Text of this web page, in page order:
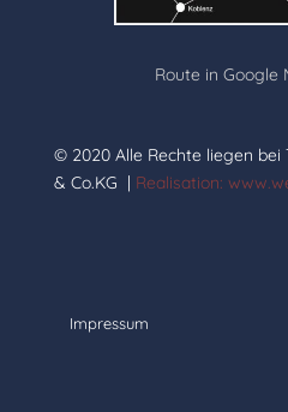
Route in Google
© 2020 Alle Rechte liegen bei
& Co.KG | Realisation:
Impressum